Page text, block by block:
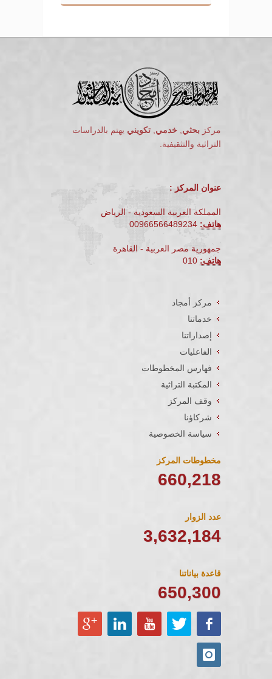
مركز بحثي خدمي تكويني يهتم بالدراسات
التراثية والتثقيفية.
عنوان المركز :
المملكة العربية السعودية - الرياض
هاتف:
جمهورية مصر العربية - القاهرة
هاتف:
مركز أمجاد
خدماتنا
إصداراتنا
الفاعليات
فهارس المخطوطات
المكتبة التراثية
وقف المركز
شركاؤنا
سياسة الخصوصية
مخطوطات المركز
720,234
عدد الزوار
3,632,184
قاعدة بياناتنا
650,300